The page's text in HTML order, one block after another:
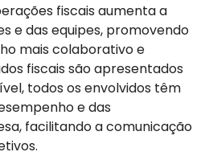
fiscais aumenta a
e das equipes, promovendo
mais colaborativo e
fiscais são apresentados
todos os envolvidos têm
e das
facilitando a comunicação